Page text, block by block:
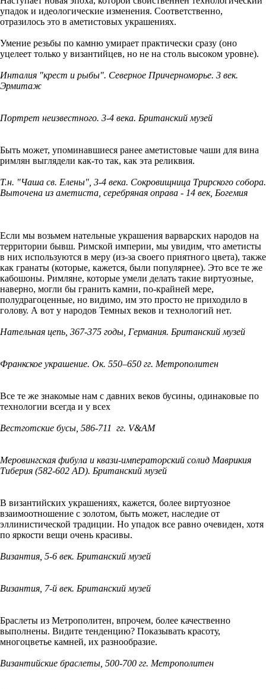
упадок и идеологические изменения. Соответственно,
отразилось это в аметистовых украшениях.
Умение резьбы по камню умирает практически сразу (оно
уцелеет только у византийцев, но не на столь высоком уровне).
Инталия "крест и рыбы". Северное Причерноморье. 3 век.
Эрмитаж
Портрет неизвестного. 3-4 века. Британский музей
Быть может, упоминавшиеся ранее аметистовые чаши для вина
римлян выглядели как-то так, как эта реликвия.
Т.н. "Чаша св. Елены", 3-4 века. Сокровищница Трирского собора.
Выточена из аметиста, серебряная оправа - 14 век, Богемия
Если мы возьмем нательные украшения варварских народов на
территории бывш. Римской империи, мы увидим, что аметисты
в них используются в меру (из-за своего приятного цвета), также
как гранаты (которые, кажется, были популярнее). Это все те же
кабошоны. Римляне, которые умели делать такие виртуозные,
наверно, могли бы гранить камни, по-крайней мере,
полудрагоценные, но видимо, им это просто не приходило в
голову. А вот у народов Темных веков и технологий нет.
Нательная цепь, 367-375 годы, Германия. Британский музей
Франкское украшение. Ок. 550–650 гг. Метрополитен
Все те же знакомые нам с давних веков бусины, одинаковые по
технологии всегда и у всех
Вестготские бусы, 586-711 гг. V&AM
Меровингская фибула и квази-императорский солид Маврикия
Тиберия (582-602 AD). Британский музей
В византийских украшениях, кажется, более виртуозное
взаимоотношение с золотом, быть может, наследие от
эллинистической традиции. Но упадок все равно очевиден, хотя
по яркости вещи очень красивы.
Византия, 5-6 век. Британский музей
Византия, 7-й век. Британский музей
Браслеты из Метрополитен, впрочем, более качественно
выполнены. Видите тенденцию? Показывать красоту,
многоцветье камней, их разнообразие.
Византийские браслеты, 500-700 гг. Метрополитен